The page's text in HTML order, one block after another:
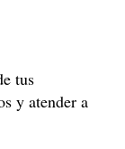
tus
y atender a